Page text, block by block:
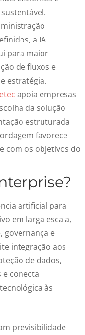
a IA
para maior
de fluxos e
estratégia.
apoia empresas
da solução
estruturada
favorece
com os objetivos do
artificial para
em larga escala,
governança e
integração aos
de dados,
conecta
às
previsibilidade